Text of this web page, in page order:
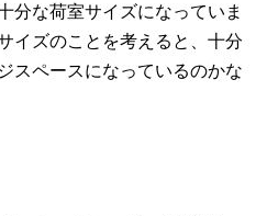
分な荷室サイズになっていま
イズのことを考えると、十分
スペースになっているのかな